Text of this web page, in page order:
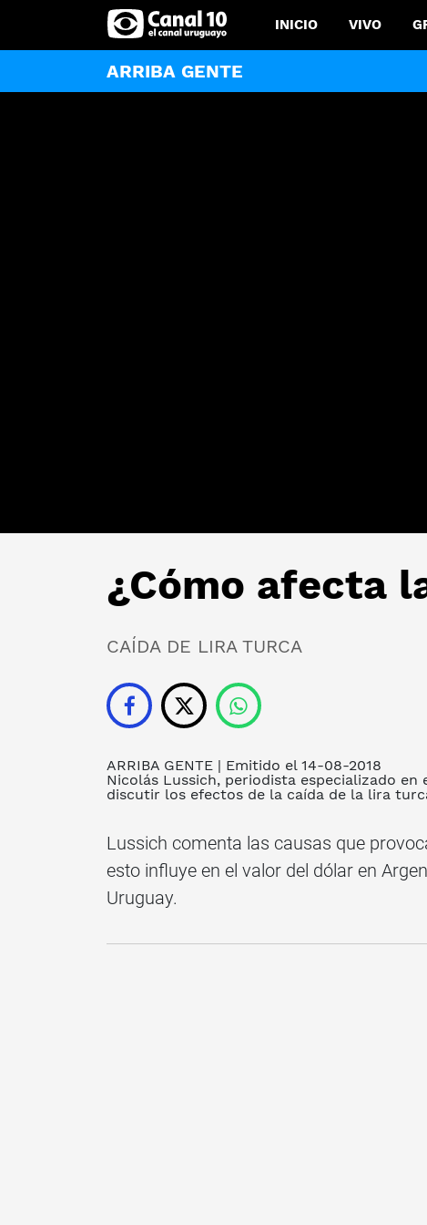
INICIO VIVO
ARRIBA GENTE
¿Cómo afecta
CAÍDA DE LIRA TURCA
ARRIBA GENTE | Emitido el 14-08-2018
Nicolás Lussich, periodista especializado
discutir los efectos de la caída de la lira
Lussich comenta las causas que
esto influye en el valor del dólar en
Uruguay.